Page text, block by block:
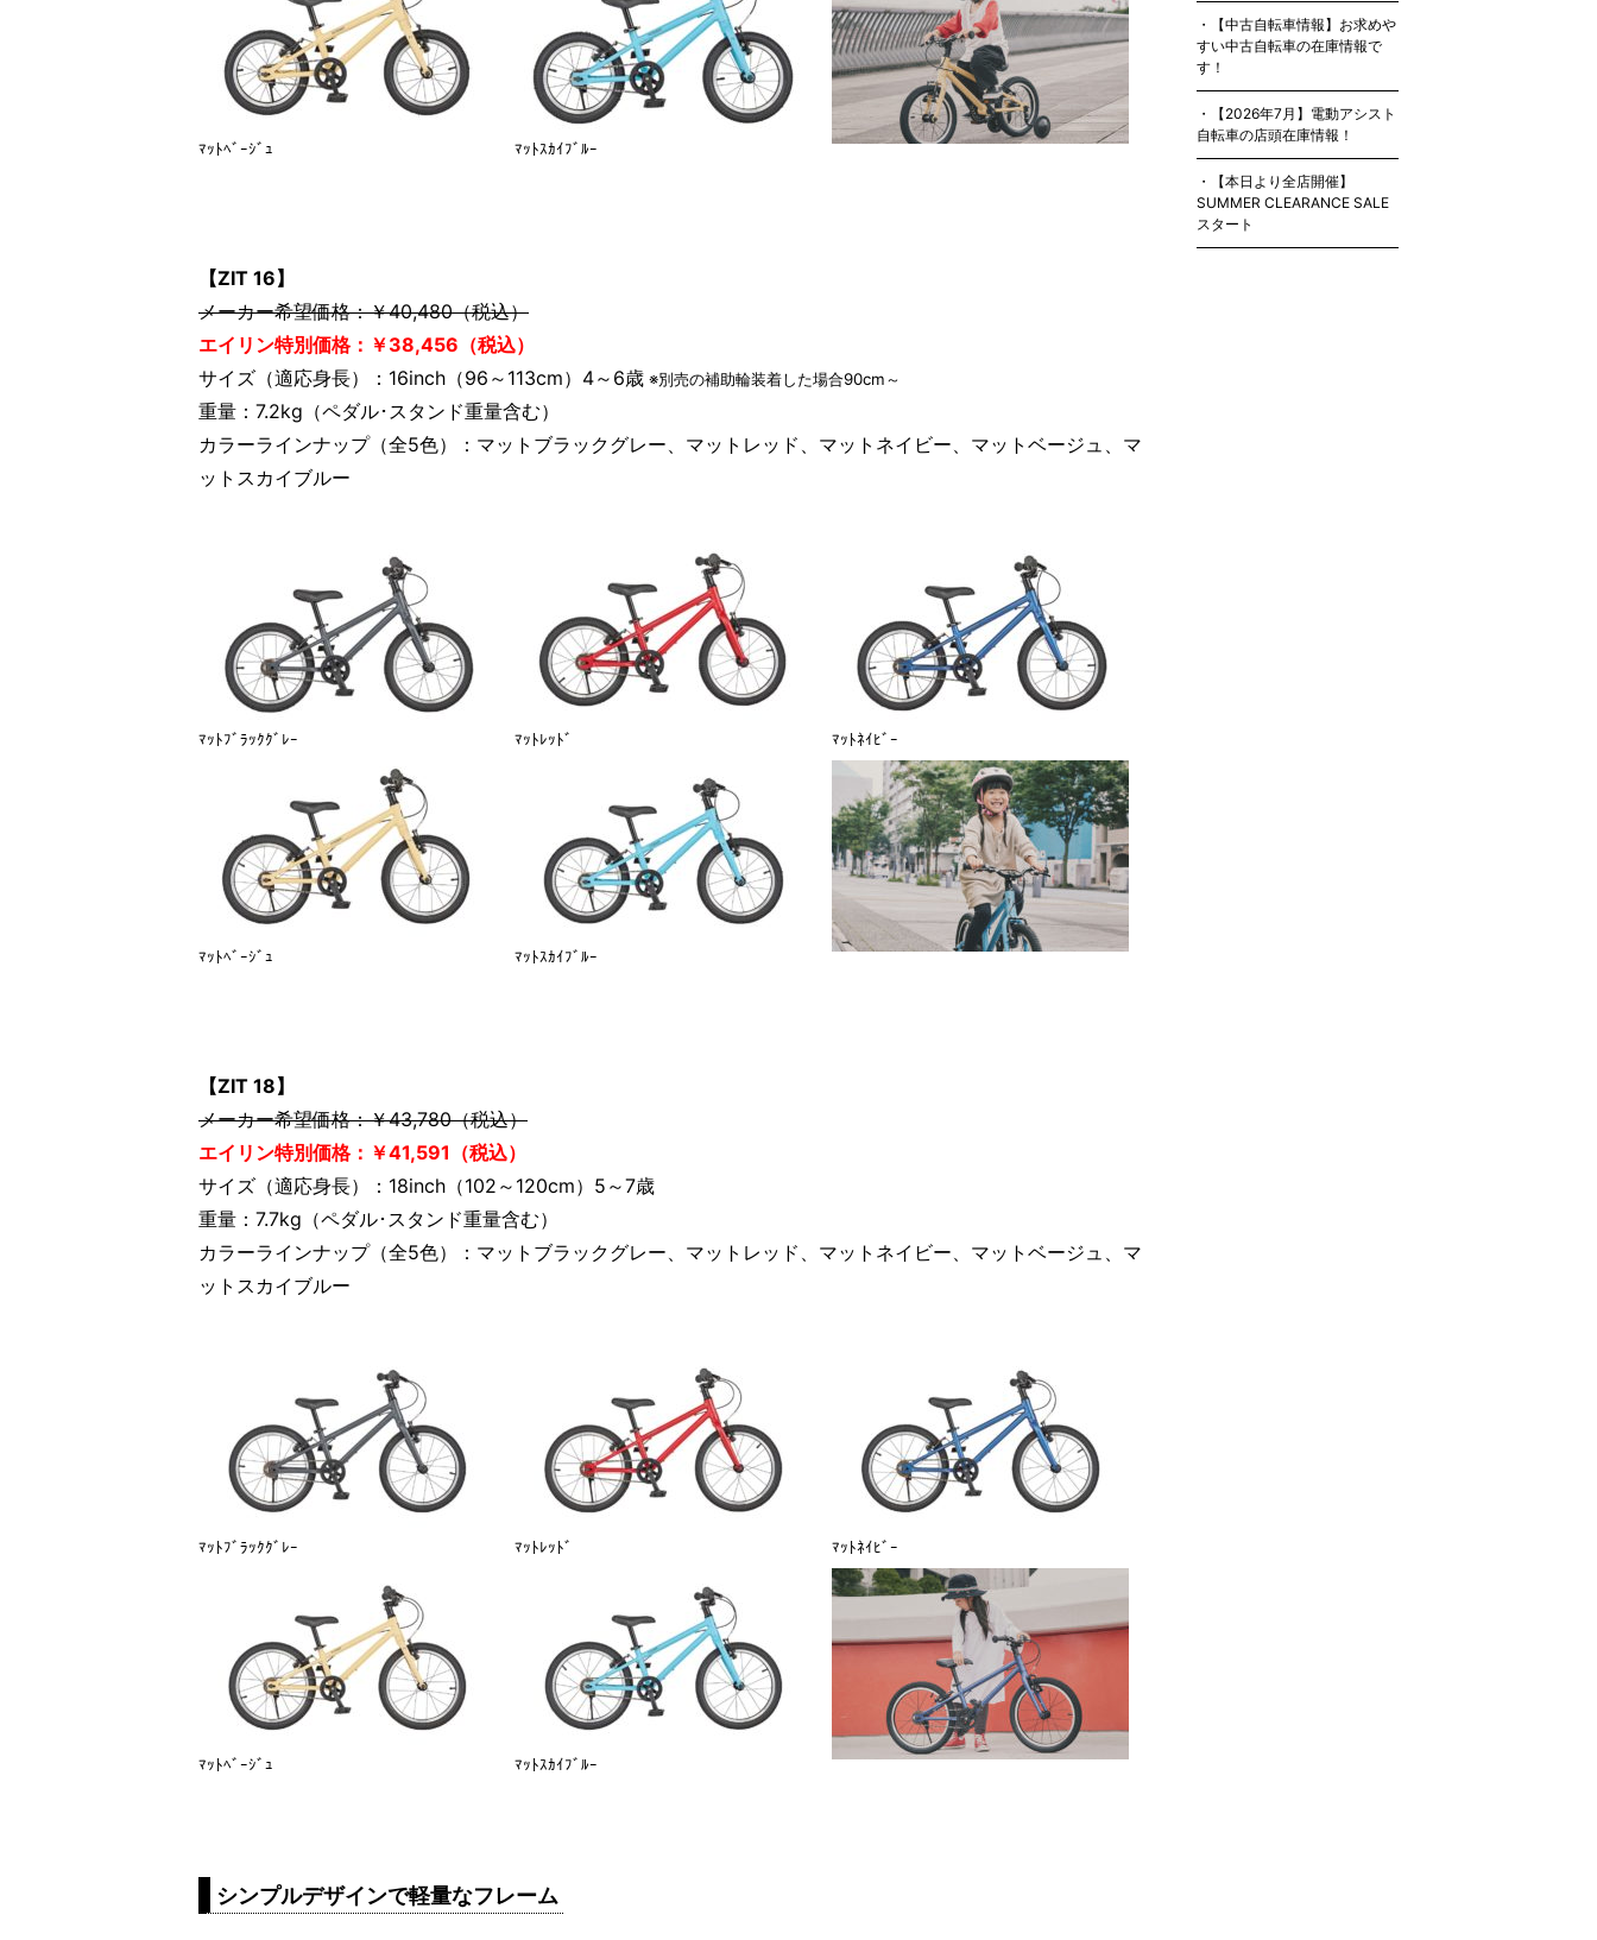
ﾏｯﾄﾍﾞｰｼﾞｭ ﾏｯﾄｽｶｲﾌﾞﾙｰ
【ZIT 16】
メーカー希望価格：￥40,480（税込）
エイリン特別価格：￥38,456（税込）
サイズ（適応身長）：16inch（96～113cm）4～6歳 ※別売の補助輪装着した場合90cm～
重量：7.2kg（ペダル･スタンド重量含む）
カラーラインナップ（全5色）：マットブラックグレー、マットレッド、マットネイビー、マットベージュ、マ
ットスカイブルー
ﾏｯﾄﾌﾞﾗｯｸｸﾞﾚｰ ﾏｯﾄﾚｯﾄﾞ ﾏｯﾄﾈｲﾋﾞｰ
ﾏｯﾄﾍﾞｰｼﾞｭ ﾏｯﾄｽｶｲﾌﾞﾙｰ
【ZIT 18】
メーカー希望価格：￥43,780（税込）
エイリン特別価格：￥41,591（税込）
サイズ（適応身長）：18inch（102～120cm）5～7歳
重量：7.7kg（ペダル･スタンド重量含む）
カラーラインナップ（全5色）：マットブラックグレー、マットレッド、マットネイビー、マットベージュ、マ
ットスカイブルー
ﾏｯﾄﾌﾞﾗｯｸｸﾞﾚｰ ﾏｯﾄﾚｯﾄﾞ ﾏｯﾄﾈｲﾋﾞｰ
ﾏｯﾄﾍﾞｰｼﾞｭ ﾏｯﾄｽｶｲﾌﾞﾙｰ
シンプルデザインで軽量なフレーム
【中古自転車情報】お求めや
すい中古自転車の在庫情報で
す！
【2026年7月】電動アシスト
自転車の店頭在庫情報！
【本日より全店開催】
SUMMER CLEARANCE SALE
スタート